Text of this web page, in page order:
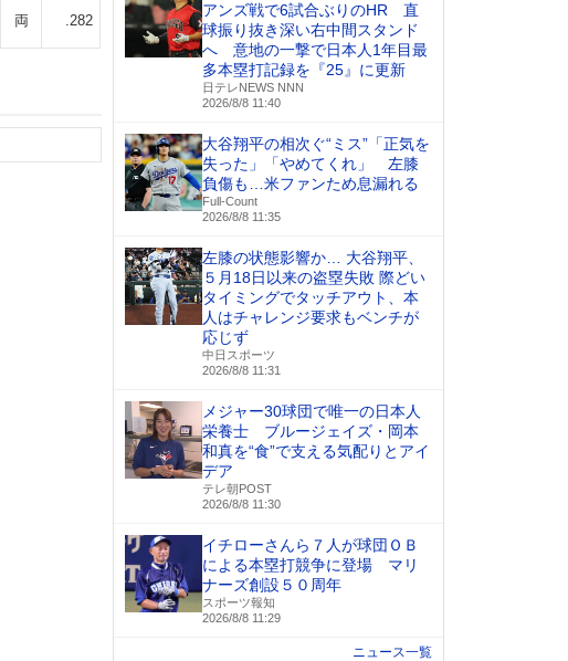
両 .282
アンズ戦で6試合ぶりのHR 直
球振り抜き深い右中間スタンド
へ 意地の一撃で日本人1年目最
多本塁打記録を『25』に更新
日テレNEWS NNN
2026/8/8 11:40
大谷翔平の相次ぐ“ミス”「正気を
失った」「やめてくれ」 左膝
負傷も…米ファンため息漏れる
Full-Count
2026/8/8 11:35
左膝の状態影響か… 大谷翔平、
５月18日以来の盗塁失敗 際どい
タイミングでタッチアウト、本
人はチャレンジ要求もベンチが
応じず
中日スポーツ
2026/8/8 11:31
メジャー30球団で唯一の日本人
栄養士 ブルージェイズ・岡本
和真を“食”で支える気配りとアイ
デア
テレ朝POST
2026/8/8 11:30
イチローさんら７人が球団ＯＢ
による本塁打競争に登場 マリ
ナーズ創設５０周年
スポーツ報知
2026/8/8 11:29
ニュース一覧